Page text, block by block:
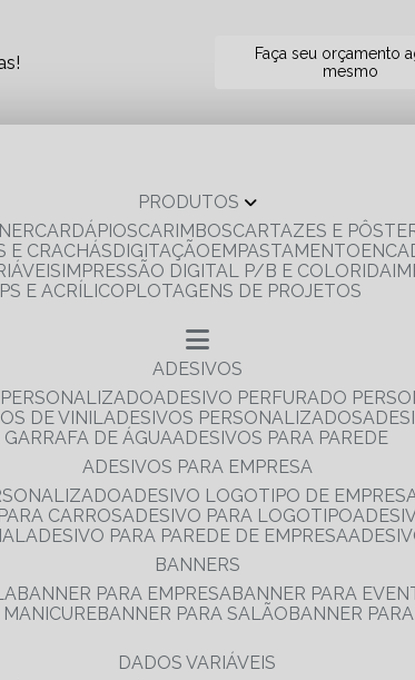
Faça seu orçamento
mesmo
PRODUTOS
CARDÁPIOS CARIMBOS CARTAZES E
E CRACHÁS DIGITAÇÃO EMPASTAMENTO
IMPRESSÃO DIGITAL P/B E COLORIDA
E ACRÍLICO
PLOTAGENS DE PROJETOS
ADESIVOS
PERSONALIZADO ADESIVO PERFURADO
DE VINIL ADESIVOS PERSONALIZADOS
GARRAFA DE ÁGUA
ADESIVOS PARA PAREDE
ADESIVOS PARA EMPRESA
ADESIVO LOGOTIPO DE
CARROS ADESIVO PARA LOGOTIPO
ADESIVO PARA PAREDE DE EMPRESA
BANNERS
BANNER PARA EMPRESA BANNER PARA
MANICURE BANNER PARA SALÃO BANNER
DADOS VARIÁVEIS